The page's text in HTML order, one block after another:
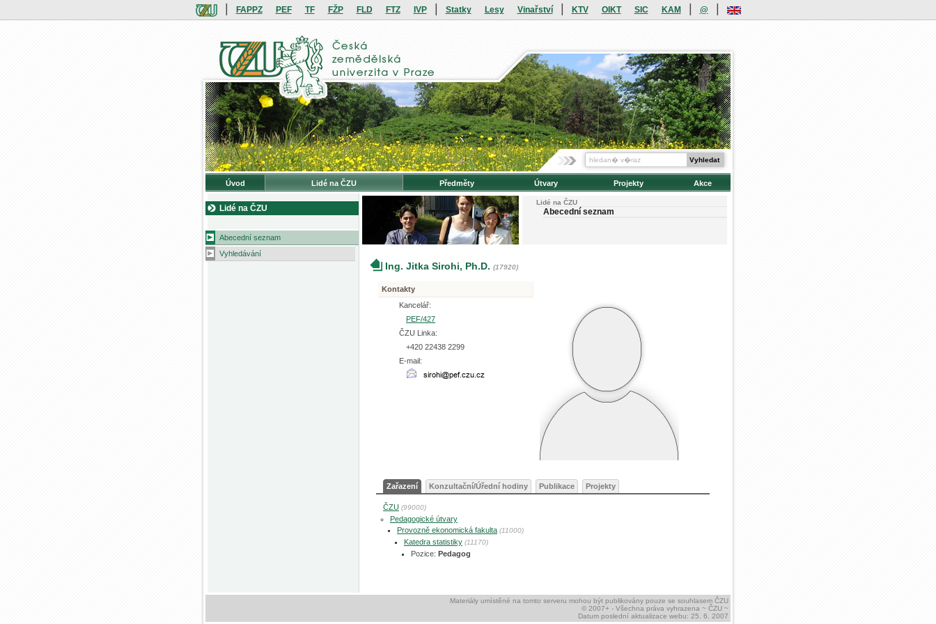
FAPPZ PEF TF FŽP FLD FTZ IVP Statky Lesy Vinařství KTV OIKT SIC KAM @
Úvod Lidé na ČZU Předměty Útvary Projekty Akce
Lidé na ČZU
Abecední seznam
Vyhledávání
Lidé na ČZU
Abecední seznam
Ing. Jitka Sirohi, Ph.D. (17920)
Kontakty
Kancelář:
PEF/427
ČZU Linka:
+420 22438 2299
E-mail:
Zařazení Konzultační/Úřední hodiny Publikace Projekty
ČZU (99000)
Pedagogické útvary
Provozně ekonomická fakulta (11000)
Katedra statistiky (11170)
Pozice: Pedagog
Materiály umístěné na tomto serveru mohou být publikovány pouze se souhlasem ČZU
© 2007+ - Všechna práva vyhrazena ~ ČZU ~
Datum poslední aktualizace webu: 25. 6. 2007